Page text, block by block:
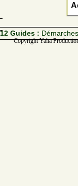
12 Guides :
Copyright Yalta